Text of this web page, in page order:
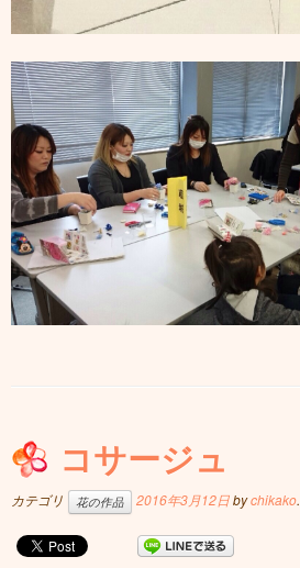
コサージュ
カテゴリ 花の作品 2016年3月12日bychikako.